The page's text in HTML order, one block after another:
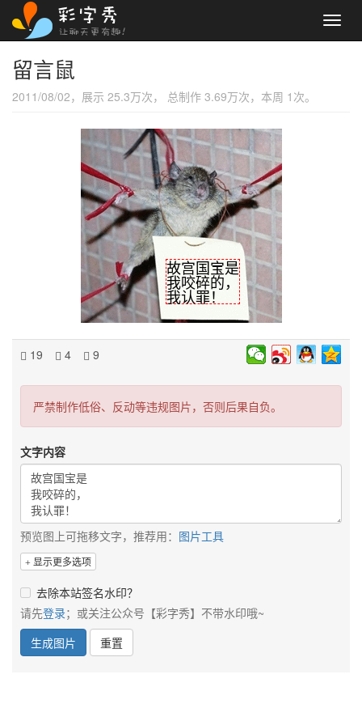
留言鼠
2011/08/02，展示 25.3万次， 总制作 3.69万次，本周 1次。
19 4 9
严禁制作低俗、反动等违规图片，否则后果自负。
文字内容
预览图上可拖移文字，推荐用： 图片工具
显示更多选项
去除本站签名水印？
请先登录；或关注公众号【彩字秀】不带水印哦~
生成图片
重置
故宫国宝是
我咬碎的，
我认罪！